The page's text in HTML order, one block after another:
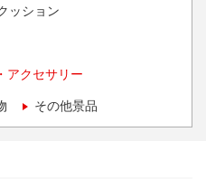
ッション
アクセサリー
その他景品